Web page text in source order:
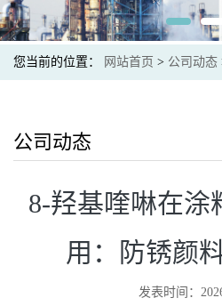
您当前的位置： 网站首页 > 公司动态
公司动态
8-羟基喹啉在涂
用：防锈颜
发表时间：